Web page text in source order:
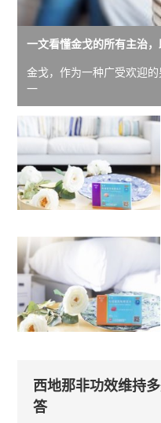
一文看懂金戈的所有主治
金戈，作为一种广受欢迎
一
西地那非功效维持
答